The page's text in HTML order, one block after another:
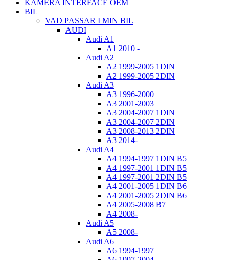
KAMERA INTERFACE OEM
BIL
VAD PASSAR I MIN BIL
AUDI
Audi A1
A1 2010 -
Audi A2
A2 1999-2005 1DIN
A2 1999-2005 2DIN
Audi A3
A3 1996-2000
A3 2001-2003
A3 2004-2007 1DIN
A3 2004-2007 2DIN
A3 2008-2013 2DIN
A3 2014-
Audi A4
A4 1994-1997 1DIN B5
A4 1997-2001 1DIN B5
A4 1997-2001 2DIN B5
A4 2001-2005 1DIN B6
A4 2001-2005 2DIN B6
A4 2005-2008 B7
A4 2008-
Audi A5
A5 2008-
Audi A6
A6 1994-1997